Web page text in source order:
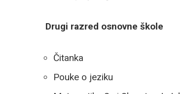
Drugi razred osnovne škole
Čitanka
Pouke o jeziku